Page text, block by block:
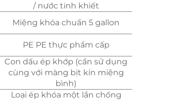
/ nước tinh khiết
Miệng khóa chuẩn 5 gallon
PE PE thực phẩm cấp
Con dấu ép khớp (cần sử dụng
cùng với màng bịt kín miệng
bình)
Loại ép khóa một lần chống